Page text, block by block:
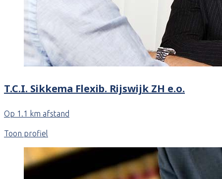
T.C.I. Sikkema Flexib. Rijswijk ZH e.o.
Op 1.1 km afstand
Toon profiel